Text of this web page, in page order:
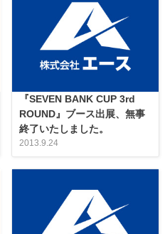
『SEVEN BANK CUP 3rd
ROUND』ブース出展、無事
終了いたしました。
2013.9.24